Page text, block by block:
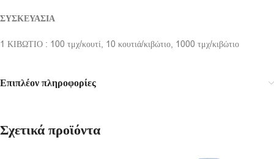
ΣΥΣΚΕΥΑΣΙΑ
1 ΚΙΒΩΤΙΟ : 100 τμχ/κουτί, 10 κουτιά/κιβώτιο, 1000 τμχ/κιβώτιο
Επιπλέον πληροφορίες
Σχετικά προϊόντα